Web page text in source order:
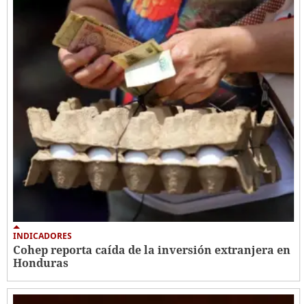
INDICADORES
Cohep reporta caída de la inversión extranjera en
Honduras